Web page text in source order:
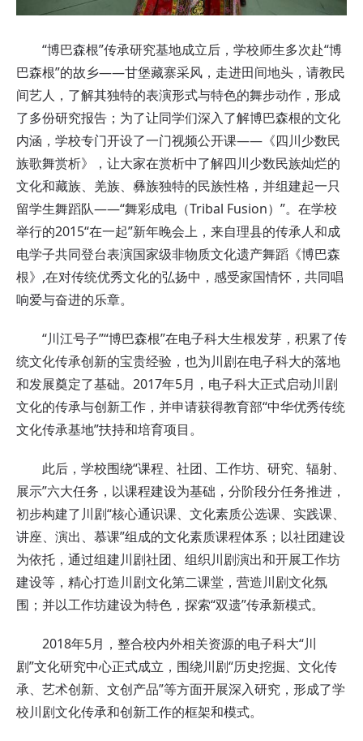
“博巴森根”传承研究基地成立后，学校师生多次赴“博
巴森根”的故乡——甘堡藏寨采风，走进田间地头，请教民
间艺人，了解其独特的表演形式与特色的舞步动作，形成
了多份研究报告；为了让同学们深入了解博巴森根的文化
内涵，学校专门开设了一门视频公开课——《四川少数民
族歌舞赏析》，让大家在赏析中了解四川少数民族灿烂的
文化和藏族、羌族、彝族独特的民族性格，并组建起一只
留学生舞蹈队——“舞彩成电（Tribal Fusion）”。在学校
举行的2015“在一起”新年晚会上，来自理县的传承人和成
电学子共同登台表演国家级非物质文化遗产舞蹈《博巴森
根》,在对传统优秀文化的弘扬中，感受家国情怀，共同唱
响爱与奋进的乐章。
“川江号子”“博巴森根”在电子科大生根发芽，积累了传
统文化传承创新的宝贵经验，也为川剧在电子科大的落地
和发展奠定了基础。2017年5月，电子科大正式启动川剧
文化的传承与创新工作，并申请获得教育部“中华优秀传统
文化传承基地”扶持和培育项目。
此后，学校围绕“课程、社团、工作坊、研究、辐射、
展示”六大任务，以课程建设为基础，分阶段分任务推进，
初步构建了川剧“核心通识课、文化素质公选课、实践课、
讲座、演出、慕课”组成的文化素质课程体系；以社团建设
为依托，通过组建川剧社团、组织川剧演出和开展工作坊
建设等，精心打造川剧文化第二课堂，营造川剧文化氛
围；并以工作坊建设为特色，探索“双遗”传承新模式。
2018年5月，整合校内外相关资源的电子科大“川
剧”文化研究中心正式成立，围绕川剧“历史挖掘、文化传
承、艺术创新、文创产品”等方面开展深入研究，形成了学
校川剧文化传承和创新工作的框架和模式。